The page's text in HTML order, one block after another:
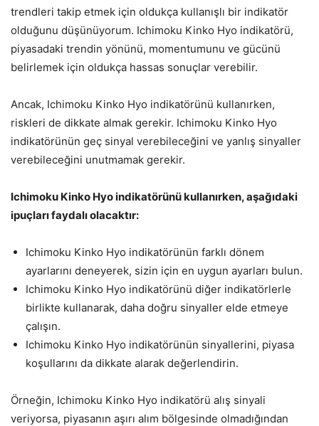
trendleri takip etmek için oldukça kullanışlı bir indikatör
olduğunu düşünüyorum. Ichimoku Kinko Hyo indikatörü,
piyasadaki trendin yönünü, momentumunu ve gücünü
belirlemek için oldukça hassas sonuçlar verebilir.
Ancak, Ichimoku Kinko Hyo indikatörünü kullanırken,
riskleri de dikkate almak gerekir. Ichimoku Kinko Hyo
indikatörünün geç sinyal verebileceğini ve yanlış sinyaller
verebileceğini unutmamak gerekir.
Ichimoku Kinko Hyo indikatörünü kullanırken, aşağıdaki
ipuçları faydalı olacaktır:
Ichimoku Kinko Hyo indikatörünün farklı dönem
ayarlarını deneyerek, sizin için en uygun ayarları bulun.
Ichimoku Kinko Hyo indikatörünü diğer indikatörlerle
birlikte kullanarak, daha doğru sinyaller elde etmeye
çalışın.
Ichimoku Kinko Hyo indikatörünün sinyallerini, piyasa
koşullarını da dikkate alarak değerlendirin.
Örneğin, Ichimoku Kinko Hyo indikatörü alış sinyali
veriyorsa, piyasanın aşırı alım bölgesinde olmadığından